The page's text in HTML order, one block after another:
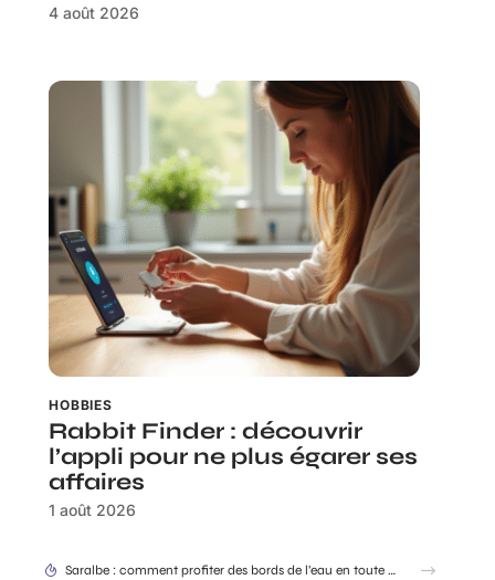
4 août 2026
HOBBIES
Rabbit Finder : découvrir
l’appli pour ne plus égarer ses
affaires
1 août 2026
Dracaufeu carte Rare ou ultra rare : quelles différences pour les collectionneurs ?